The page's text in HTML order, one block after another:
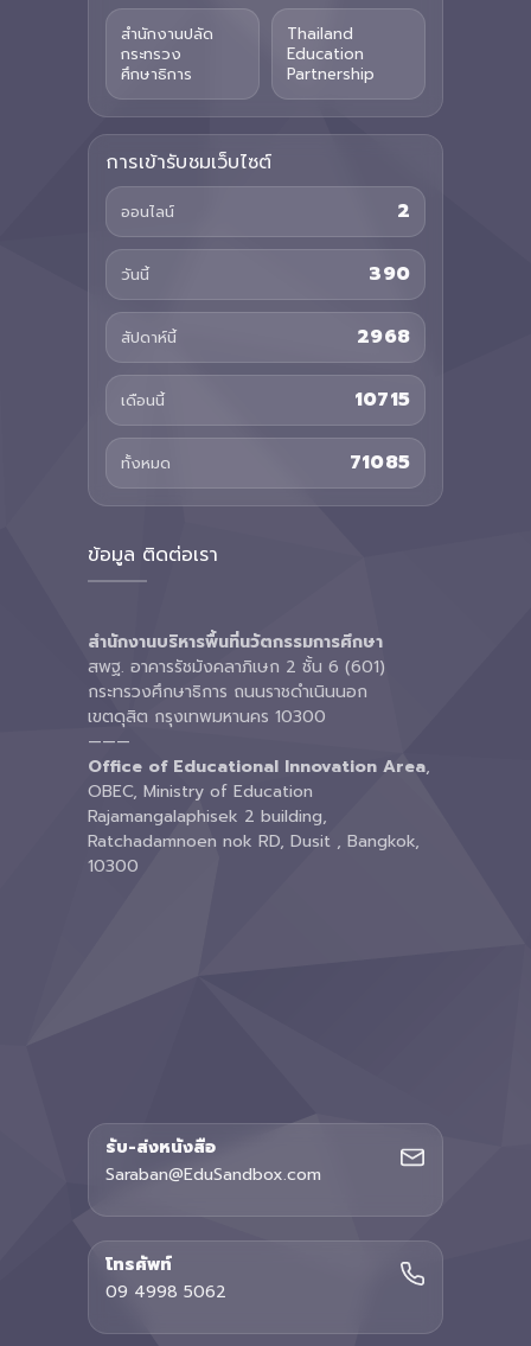
สำนักงานปลัด
กระทรวง
ศึกษาธิการ
Thailand
Education
Partnership
การเข้ารับชมเว็บไซต์
ออนไลน์ 2
วันนี้ 390
สัปดาห์นี้ 2968
เดือนนี้ 10715
ทั้งหมด 71085
ข้อมูล ติดต่อเรา
สำนักงานบริหารพื้นที่นวัตกรรมการศึกษา
สพฐ. อาคารรัชมังคลาภิเษก 2 ชั้น 6 (601)
กระทรวงศึกษาธิการ ถนนราชดำเนินนอก
เขตดุสิต กรุงเทพมหานคร 10300
———
Office of Educational Innovation Area,
OBEC, Ministry of Education
Rajamangalaphisek 2 building,
Ratchadamnoen nok RD, Dusit , Bangkok,
10300
รับ-ส่งหนังสือ
Saraban@EduSandbox.com
โทรศัพท์
09 4998 5062